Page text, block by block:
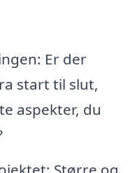
Er der
start til slut,
aspekter, du